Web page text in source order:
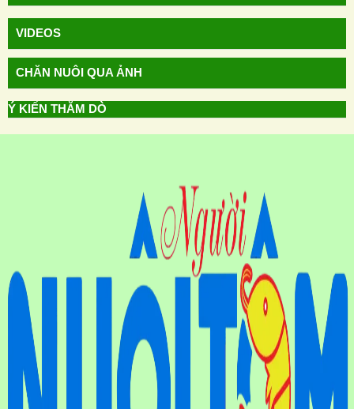
VIDEOS
CHĂN NUÔI QUA ẢNH
Ý KIẾN THĂM DÒ